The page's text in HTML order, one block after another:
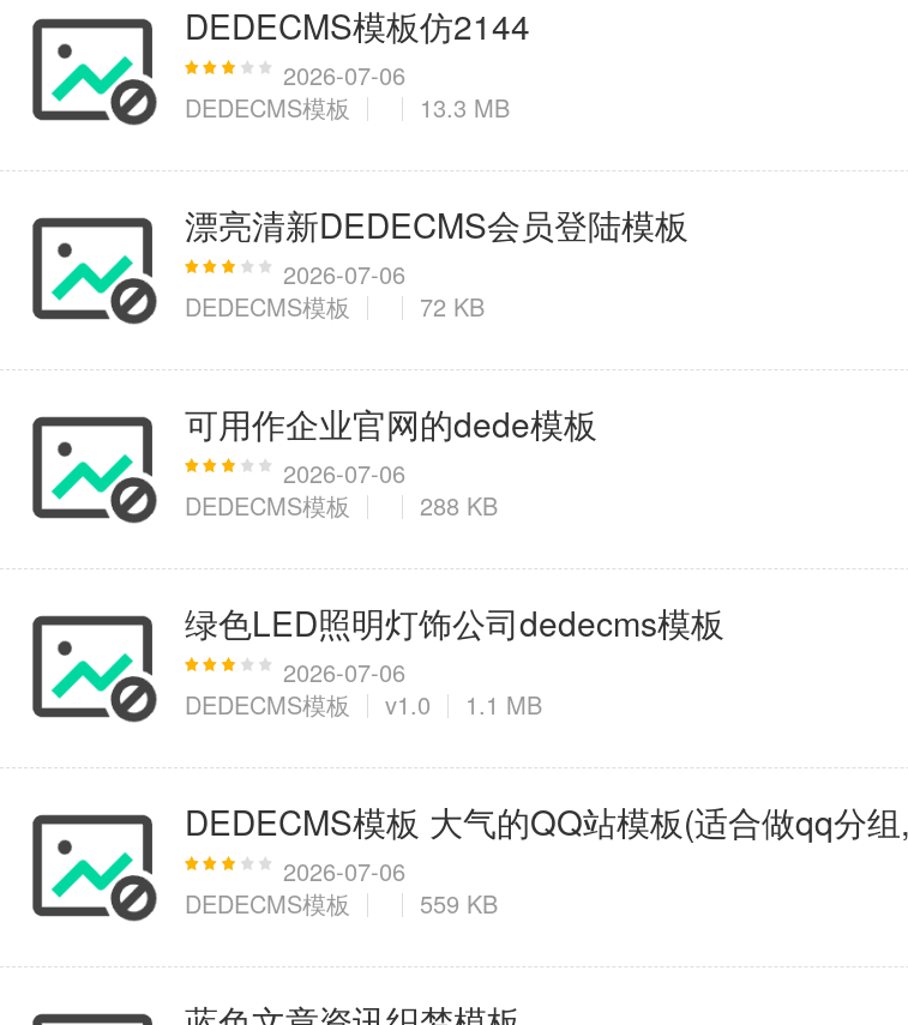
DEDECMS模板仿2144
2026-07-06
DEDECMS模板
13.3 MB
漂亮清新DEDECMS会员登陆模板
2026-07-06
DEDECMS模板
72 KB
可用作企业官网的dede模板
2026-07-06
DEDECMS模板
288 KB
绿色LED照明灯饰公司dedecms模板
2026-07-06
DEDECMS模板
v1.0 1.1 MB
DEDECMS模板 大气的QQ站模板(适合做qq分
2026-07-06
DEDECMS模板
559 KB